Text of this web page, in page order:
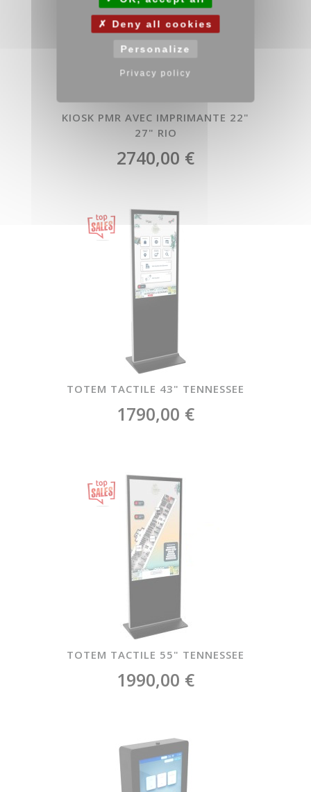
KIOSK PMR AVEC IMPRIMANTE 22"
27" RIO
2740,00 €
TOTEM TACTILE 43" TENNESSEE
1790,00 €
TOTEM TACTILE 55" TENNESSEE
1990,00 €
Deny all cookies
Personalize
Privacy policy